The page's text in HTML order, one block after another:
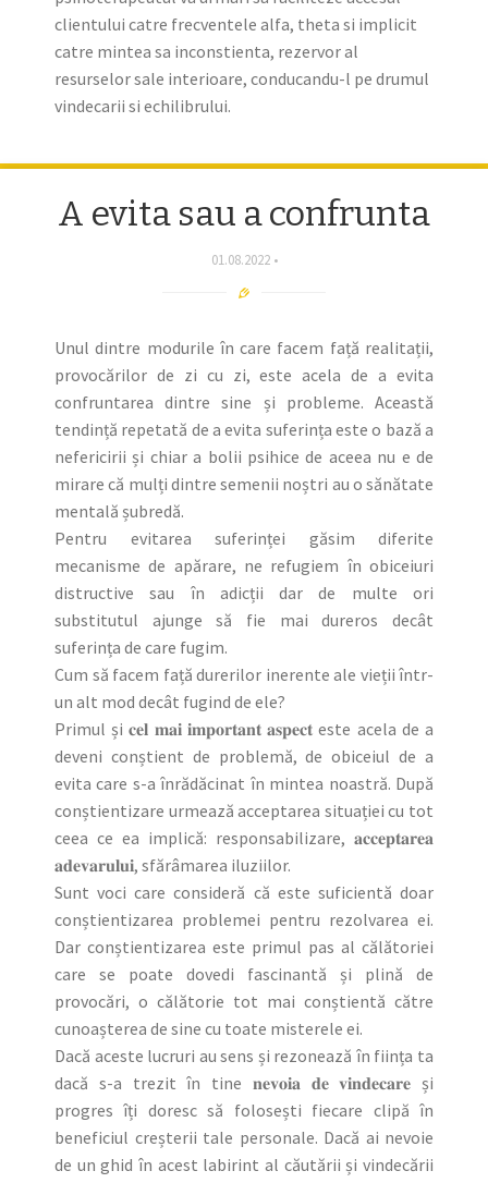
clientului catre frecventele alfa, theta si implicit
catre mintea sa inconstienta, rezervor al
resurselor sale interioare, conducandu-l pe drumul
vindecarii si echilibrului.
A evita sau a confrunta
01.08.2022
Unul dintre modurile în care facem față realitații,
provocărilor de zi cu zi, este acela de a evita
confruntarea dintre sine și probleme. Această
tendință repetată de a evita suferința este o bază a
nefericirii și chiar a bolii psihice de aceea nu e de
mirare că mulți dintre semenii noștri au o sănătate
mentală șubredă.
Pentru evitarea suferinței găsim diferite
mecanisme de apărare, ne refugiem în obiceiuri
distructive sau în adicții dar de multe ori
substitutul ajunge să fie mai dureros decât
suferința de care fugim.
Cum să facem față durerilor inerente ale vieții într-
un alt mod decât fugind de ele?
Primul și 𝐜𝐞𝐥 𝐦𝐚𝐢 𝐢𝐦𝐩𝐨𝐫𝐭𝐚𝐧𝐭 𝐚𝐬𝐩𝐞𝐜𝐭 este acela de a
deveni conștient de problemă, de obiceiul de a
evita care s-a înrădăcinat în mintea noastră. După
conștientizare urmează acceptarea situației cu tot
ceea ce ea implică: responsabilizare, 𝐚𝐜𝐜𝐞𝐩𝐭𝐚𝐫𝐞𝐚
𝐚𝐝𝐞𝐯𝐚𝐫𝐮𝐥𝐮𝐢, sfărâmarea iluziilor.
Sunt voci care consideră că este suficientă doar
conștientizarea problemei pentru rezolvarea ei.
Dar conștientizarea este primul pas al călătoriei
care se poate dovedi fascinantă și plină de
provocări, o călătorie tot mai conștientă către
cunoașterea de sine cu toate misterele ei.
Dacă aceste lucruri au sens și rezonează în ființa ta
dacă s-a trezit în tine 𝐧𝐞𝐯𝐨𝐢𝐚 𝐝𝐞 𝐯𝐢𝐧𝐝𝐞𝐜𝐚𝐫𝐞 și
progres îți doresc să folosești fiecare clipă în
beneficiul creșterii tale personale. Dacă ai nevoie
de un ghid în acest labirint al căutării și vindecării